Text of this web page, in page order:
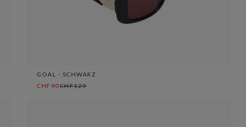
GOAL - SCHWARZ
CHF90CHF129